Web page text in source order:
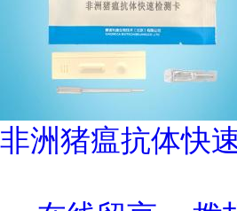
非洲猪瘟抗体快